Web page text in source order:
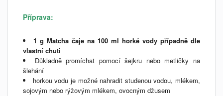
Příprava:
1 g Matcha čaje na 100 ml horké vody případně dle
vlastní chuti
Důkladně promíchat pomocí šejkru nebo metličky na
šlehání
horkou vodu je možné nahradit studenou vodou, mlékem,
sojovým nebo rýžovým mlékem, ovocným džusem